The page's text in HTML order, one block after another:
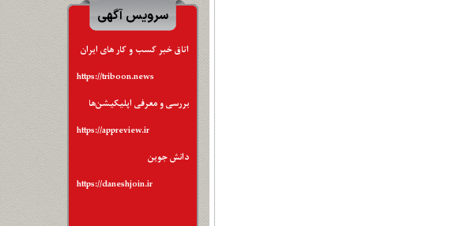
سرویس آگهی
اتاق خبر کسب و کار های ایران
https://triboon.news
بررسی و معرفی اپلیکیشن‌ها
https://appreview.ir
دانش جوین
https://daneshjoin.ir